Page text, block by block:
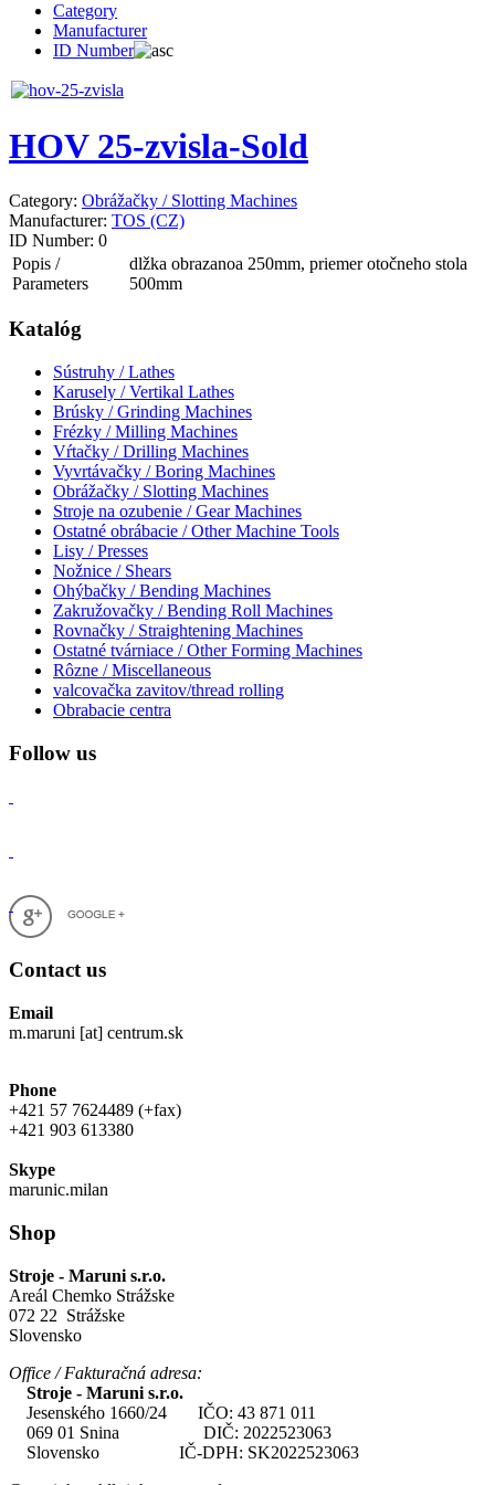
Category
Manufacturer
ID Number
HOV 25-zvisla-Sold
Category: Obrážačky / Slotting Machines
Manufacturer: TOS (CZ)
ID Number: 0
Popis /
Parameters
dlžka obrazanoa 250mm, priemer otočneho stola
500mm
Katalóg
Sústruhy / Lathes
Karusely / Vertikal Lathes
Brúsky / Grinding Machines
Frézky / Milling Machines
Vŕtačky / Drilling Machines
Vyvrtávačky / Boring Machines
Obrážačky / Slotting Machines
Stroje na ozubenie / Gear Machines
Ostatné obrábacie / Other Machine Tools
Lisy / Presses
Nožnice / Shears
Ohýbačky / Bending Machines
Zakružovačky / Bending Roll Machines
Rovnačky / Straightening Machines
Ostatné tvárniace / Other Forming Machines
Rôzne / Miscellaneous
valcovačka zavitov/thread rolling
Obrabacie centra
Follow us
Contact us
Email
m.maruni [at] centrum.sk
Phone
+421 57 7624489 (+fax)
+421 903 613380
Skype
marunic.milan
Shop
Stroje - Maruni s.r.o.
Areál Chemko Strážske
072 22 Strážske
Slovensko
Office / Fakturačná adresa:
Stroje - Maruni s.r.o.
Jesenského 1660/24 IČO: 43 871 011
069 01 Snina DIČ: 2022523063
Slovensko IČ-DPH: SK2022523063